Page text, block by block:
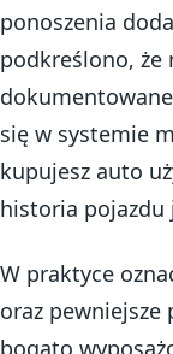
ponoszenia
podkreślono, że
się w systemie
kupujesz auto
historia pojazdu
W praktyce
oraz pewniejsze
bogato